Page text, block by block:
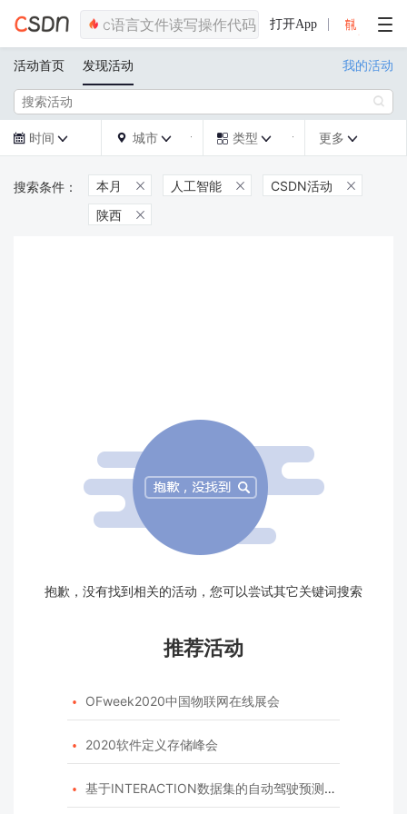
打开App
活动首页 发现活动 我的活动

 时间   城市   类型  更多 
本月  人工智能  CSDN活动 
陕西 
抱歉，没有找到相关的活动，您可以尝试其它关键词搜索
推荐活动
 OFweek2020中国物联网在线展会
 2020软件定义存储峰会
 基于INTERACTION数据集的自动驾驶预测模型挑战赛